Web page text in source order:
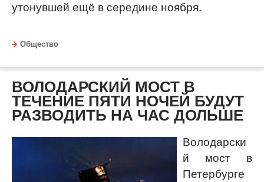
утонувшей ещё в середине ноября.
Общество
ВОЛОДАРСКИЙ МОСТ В
ТЕЧЕНИЕ ПЯТИ НОЧЕЙ БУДУТ
РАЗВОДИТЬ НА ЧАС ДОЛЬШЕ
Володарски
й мост в
Петербурге